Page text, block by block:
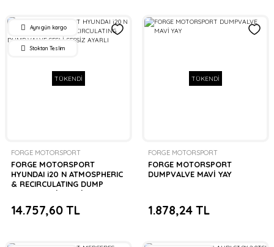
TÜKENDİ
Aynı gün kargo
Stoktan Teslim
FORGE MOTORSPORT
FORGE MOTORSPORT
HYUNDAI i20 N ATMOSPHERIC
& RECIRCULATING DUMP
VALVE SESLİ-SESSİZ AYARLI
14.757,60 TL
TÜKENDİ
FORGE MOTORSPORT
FORGE MOTORSPORT
DUMPVALVE MAVİ YAY
1.878,24 TL